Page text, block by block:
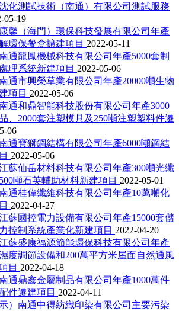
化測試技術（南通）有限公司測試服務
05-19
馨（海門）環保科技發展有限公司年產
環保餐盒擴建項目 2022-05-11
通龍鳳機械科技有限公司年產5000套制
理系統新建項目 2022-05-06
通市興榮草業有限公司年產20000噸生物
項目 2022-05-06
通和鼎智能科技股份有限公司年產3000
、2000套注塑模具及250噸注塑塑料件遷
06
通寶獅鋼結構有限公司年產6000噸鋼結
2022-05-06
蘇仙岳材料科技有限公司年產300噸光纖
噸石英輔助材料新建項目 2022-05-01
通桂偉纖維科技有限公司年產10萬噸化
2022-04-27
蘇國控電力設備有限公司年產15000套儲
控制系統產業化新建項目 2022-04-20
蘇盛康福源節能環保科技有限公司年產
度調節設備和200萬平方米屋面自然通風
目 2022-04-18
通鼎鑫金屬制品有限公司年產1000萬件
件遷建項目 2022-04-11
）南通中得紡織印染有限公司主要污染